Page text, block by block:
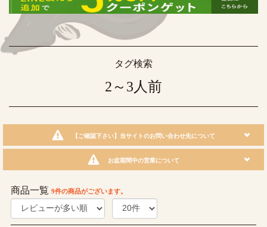
タグ検索
2～3人前
【ご確認下さい】当サイトのお問い合わせ先について
お盆期間中の営業について
商品一覧 9件の商品がございます。